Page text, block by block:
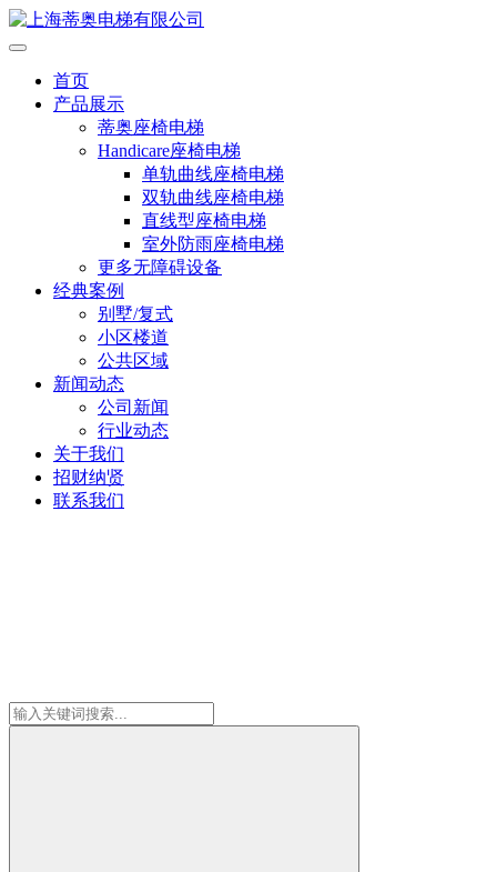
首页
产品展示
蒂奥座椅电梯
Handicare座椅电梯
单轨曲线座椅电梯
双轨曲线座椅电梯
直线型座椅电梯
室外防雨座椅电梯
更多无障碍设备
经典案例
别墅/复式
小区楼道
公共区域
新闻动态
公司新闻
行业动态
关于我们
招财纳贤
联系我们